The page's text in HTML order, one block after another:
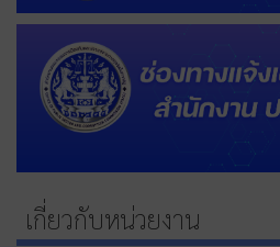
เกี่ยวกับหน่วยงาน